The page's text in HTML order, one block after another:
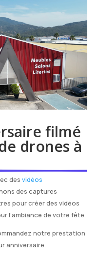
filmé
drones à
desvidéos
des captures
pour créer des vidéos
l’ambiance de votre fête.
notre prestation
anniversaire.